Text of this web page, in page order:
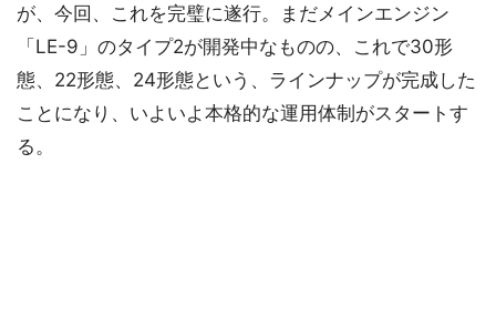
が、今回、これを完璧に遂行。まだメインエンジン
「LE-9」のタイプ2が開発中なものの、これで30形
態、22形態、24形態という、ラインナップが完成した
ことになり、いよいよ本格的な運用体制がスタートす
る。